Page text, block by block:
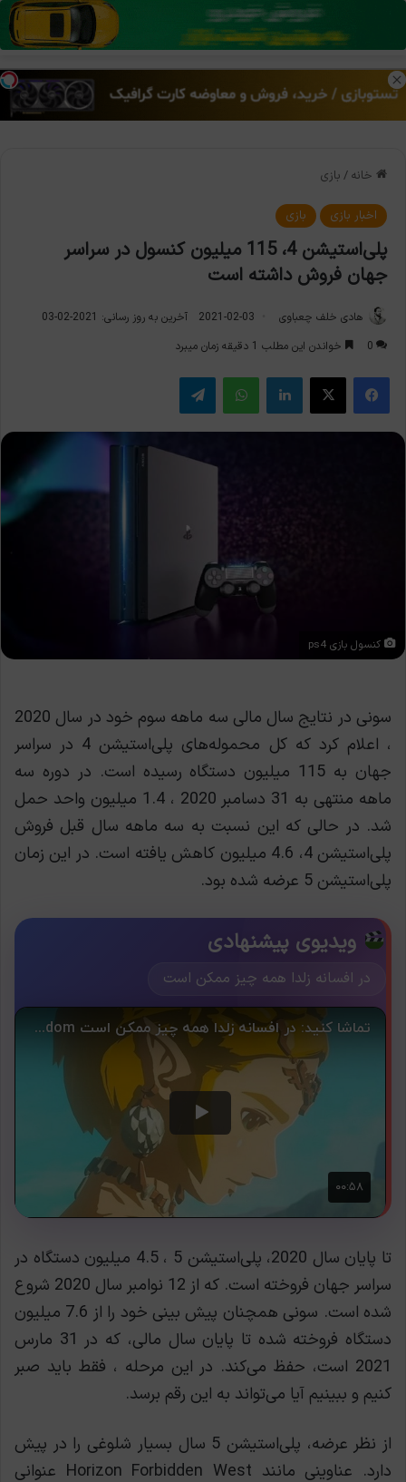
خانه / بازی
اخبار بازی بازی
پلی‌استیشن 4، 115 میلیون کنسول در سراسر
جهان فروش داشته است
هادی خلف چعباوی 2021-02-03
آخرین به روز رسانی: 2021-02-03
0
خواندن این مطلب 1 دقیقه زمان میبرد
فیس بوک X لینکدین واتس آپ تلگرام
کنسول بازی ps4
سونی در نتایج سال مالی سه ماهه سوم خود در سال 2020
، اعلام کرد که کل محموله‌های پلی‌استیشن 4 در سراسر
جهان به 115 میلیون دستگاه رسیده است. در دوره سه
ماهه منتهی به 31 دسامبر 2020 ، 1.4 میلیون واحد حمل
شد. در حالی که این نسبت به سه ماهه سال قبل فروش
پلی‌استیشن 4، 4.6 میلیون کاهش یافته است. در این زمان
پلی‌استیشن 5 عرضه شده بود.
ویدیوی پیشنهادی
در افسانه زلدا همه چیز ممکن است
تا پایان سال 2020، پلی‌استیشن 5 ، 4.5 میلیون دستگاه در
سراسر جهان فروخته است. که از 12 نوامبر سال 2020 شروع
شده است. سونی همچنان پیش بینی خود را از 7.6 میلیون
دستگاه فروخته شده تا پایان سال مالی، که در 31 مارس
2021 است، حفظ می‌کند. در این مرحله ، فقط باید صبر
کنیم و ببینیم آیا می‌تواند به این رقم برسد.
از نظر عرضه، پلی‌استیشن 5 سال بسیار شلوغی را در پیش
دارد. عناوینی مانند Horizon Forbidden West عنوانی